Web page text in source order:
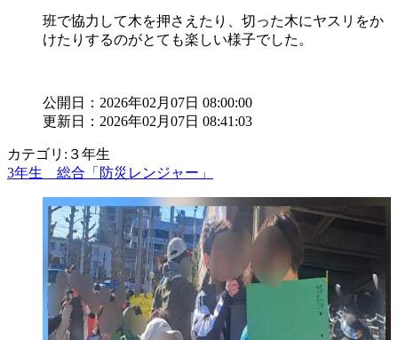
班で協力して木を押さえたり、切った木にヤスリをか
けたりするのがとても楽しい様子でした。
公開日：2026年02月07日 08:00:00
更新日：2026年02月07日 08:41:03
カテゴリ:３年生
3年生 総合「防災レンジャー」